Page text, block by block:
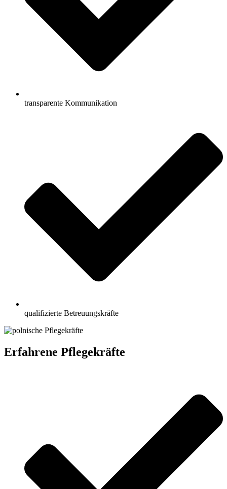
transparente Kommunikation
qualifizierte Betreuungskräfte
Erfahrene Pflegekräfte